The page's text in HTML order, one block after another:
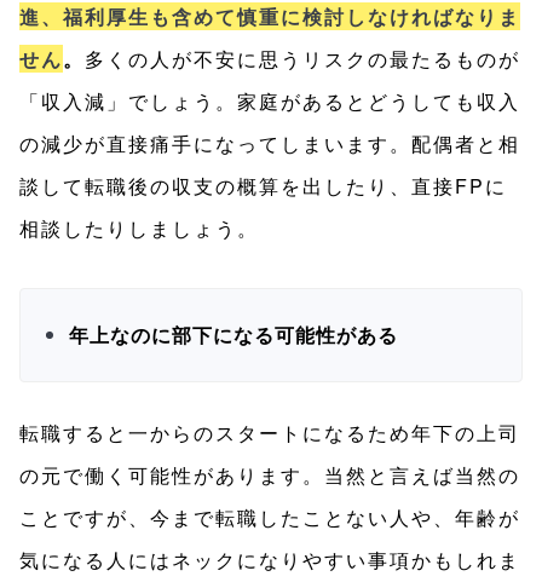
進、福利厚生も含めて慎重に検討しなければなりま
せん。 多くの人が不安に思うリスクの最たるものが
「収入減」でしょう。家庭があるとどうしても収入
の減少が直接痛手になってしまいます。配偶者と相
談して転職後の収支の概算を出したり、直接FPに
相談したりしましょう。
年上なのに部下になる可能性がある
転職すると一からのスタートになるため年下の上司
の元で働く可能性があります。当然と言えば当然の
ことですが、今まで転職したことない人や、年齢が
気になる人にはネックになりやすい事項かもしれま